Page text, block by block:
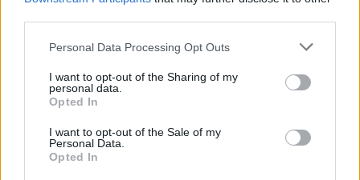
Personal Data Processing Opt Outs
I want to opt-out of the Sharing of my
personal data.
Opted In
I want to opt-out of the Sale of my
Personal Data.
Opted In
ELTE jogi kar
HÖK
EHÖK
mentális egészség